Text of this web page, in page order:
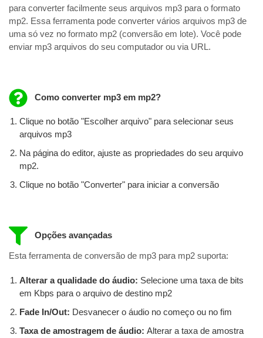
para converter facilmente seus arquivos mp3 para o formato
mp2. Essa ferramenta pode converter vários arquivos mp3 de
uma só vez no formato mp2 (conversão em lote). Você pode
enviar mp3 arquivos do seu computador ou via URL.
Como converter mp3 em mp2?
Clique no botão "Escolher arquivo" para selecionar seus
arquivos mp3
Na página do editor, ajuste as propriedades do seu arquivo
mp2.
Clique no botão "Converter" para iniciar a conversão
Opções avançadas
Esta ferramenta de conversão de mp3 para mp2 suporta:
Alterar a qualidade do áudio: Selecione uma taxa de bits
em Kbps para o arquivo de destino mp2
Fade In/Out: Desvanecer o áudio no começo ou no fim
Taxa de amostragem de áudio: Alterar a taxa de amostra